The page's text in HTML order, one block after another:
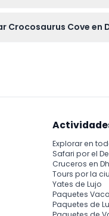
Crocosaurus Cove en
Explorar en
Safari por el
Cruceros en
Tours por la
Yates de Lujo
Paquetes
Paquetes de